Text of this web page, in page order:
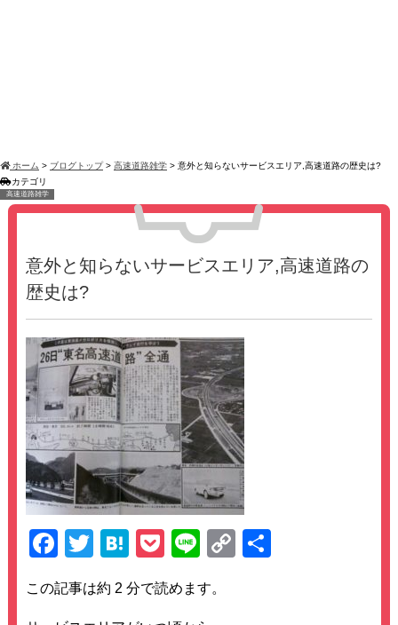
ホーム > ブログトップ> 高速道路雑学 > 意外と知らないサービスエリア,高速道路の歴史は?
カテゴリ
高速道路雑学
意外と知らないサービスエリア,高速道路の
歴史は?
F
c
T
tt
H
e
P
ck
Li
e
C
この記事は約 2 分で読めます。